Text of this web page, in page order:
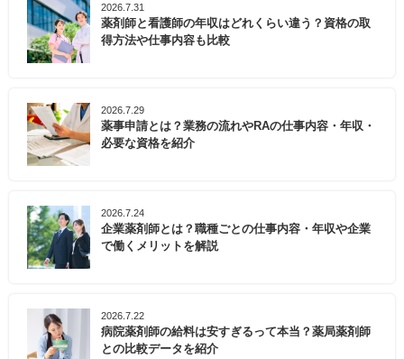
2026.7.31
薬剤師と看護師の年収はどれくらい違う？資格の取
得方法や仕事内容も比較
2026.7.29
薬事申請とは？業務の流れやRAの仕事内容・年収・
必要な資格を紹介
2026.7.24
企業薬剤師とは？職種ごとの仕事内容・年収や企業
で働くメリットを解説
2026.7.22
病院薬剤師の給料は安すぎるって本当？薬局薬剤師
との比較データを紹介